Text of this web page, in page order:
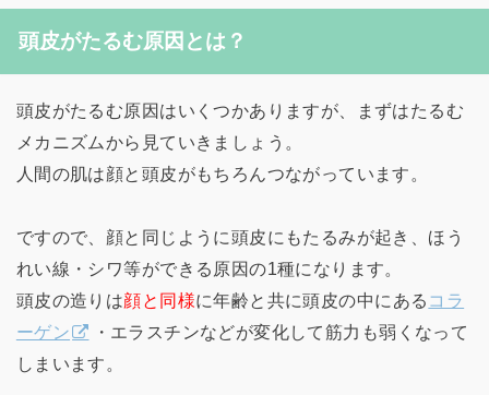
頭皮がたるむ原因とは？
頭皮がたるむ原因はいくつかありますが、まずはたるむ
メカニズムから見ていきましょう。
人間の肌は顔と頭皮がもちろんつながっています。
ですので、顔と同じように頭皮にもたるみが起き、ほう
れい線・シワ等ができる原因の1種になります。
頭皮の造りは顔と同様に年齢と共に頭皮の中にある コラ
ーゲン
・エラスチンなどが変化して筋力も弱くなって
しまいます。